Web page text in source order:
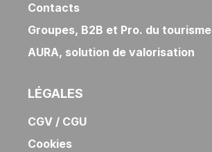
Contacts
Groupes, B2B et Pro. du tourisme
AURA, solution de valorisation
LÉGALES
CGV / CGU
Cookies